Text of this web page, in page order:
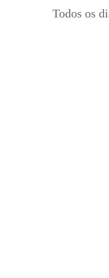
Todos os